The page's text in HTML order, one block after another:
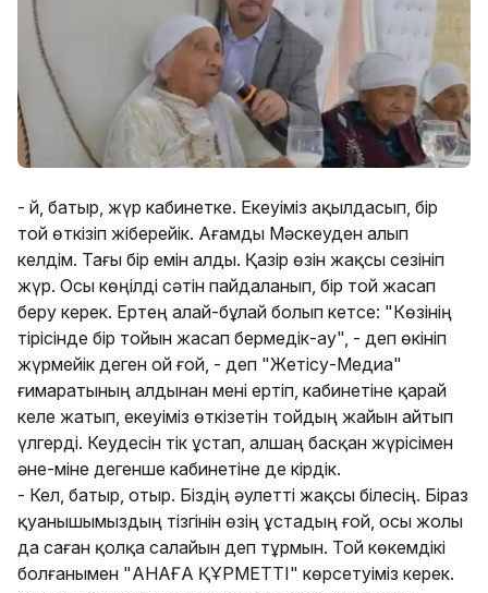
- Әй, батыр, жүр кабинетке. Екеуіміз ақылдасып, бір
той өткізіп жіберейік. Ағамды Мәскеуден алып
келдім. Тағы бір емін алды. Қазір өзін жақсы сезініп
жүр. Осы көңілді сәтін пайдаланып, бір той жасап
беру керек. Ертең алай-бұлай болып кетсе: "Көзінің
тірісінде бір тойын жасап бермедік-ау", - деп өкініп
жүрмейік деген ой ғой, - деп "Жетісу-Медиа"
ғимаратының алдынан мені ертіп, кабинетіне қарай
келе жатып, екеуіміз өткізетін тойдың жайын айтып
үлгерді. Кеудесін тік ұстап, алшаң басқан жүрісімен
әне-міне дегенше кабинетіне де кірдік.
- Кел, батыр, отыр. Біздің әулетті жақсы білесің. Біраз
қуанышымыздың тізгінін өзің ұстадың ғой, осы жолы
да саған қолқа салайын деп тұрмын. Той көкемдікі
болғанымен "АНАҒА ҚҰРМЕТТІ" көрсетуіміз керек.